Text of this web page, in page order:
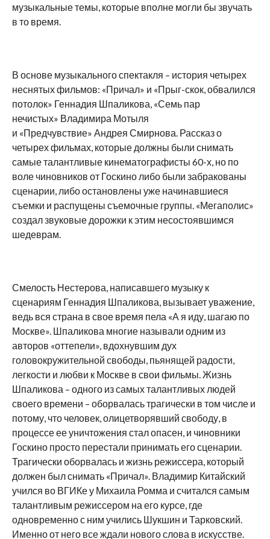
музыкальные темы, которые вполне могли бы звучать
в то время.
В основе музыкального спектакля – история четырех
неснятых фильмов: «Причал» и «Прыг-скок, обвалился
потолок» Геннадия Шпаликова, «Семь пар
нечистых» Владимира Мотыля
и «Предчувствие» Андрея Смирнова. Рассказ о
четырех фильмах, которые должны были снимать
самые талантливые кинематографисты 60-х, но по
воле чиновников от Госкино либо были забракованы
сценарии, либо остановлены уже начинавшиеся
съемки и распущены съемочные группы. «Мегаполис»
создал звуковые дорожки к этим несостоявшимся
шедеврам.
Смелость Нестерова, написавшего музыку к
сценариям Геннадия Шпаликова, вызывает уважение,
ведь вся страна в свое время пела «А я иду, шагаю по
Москве». Шпаликова многие называли одним из
авторов «оттепели», вдохнувшим дух
головокружительной свободы, пьянящей радости,
легкости и любви к Москве в свои фильмы. Жизнь
Шпаликова – одного из самых талантливых людей
своего времени – оборвалась трагически в том числе и
потому, что человек, олицетворявший свободу, в
процессе ее уничтожения стал опасен, и чиновники
Госкино просто перестали принимать его сценарии.
Трагически оборвалась и жизнь режиссера, который
должен был снимать «Причал». Владимир Китайский
учился во ВГИКе у Михаила Ромма и считался самым
талантливым режиссером на его курсе, где
одновременно с ним учились Шукшин и Тарковский.
Именно от него все ждали нового слова в искусстве.